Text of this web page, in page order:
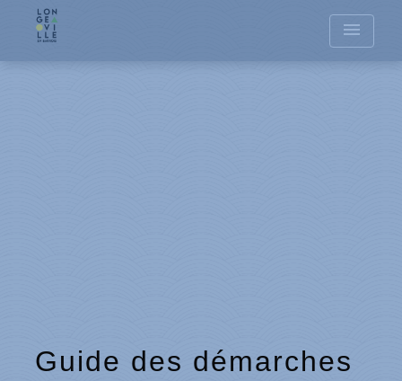
menu
Guide des démarches